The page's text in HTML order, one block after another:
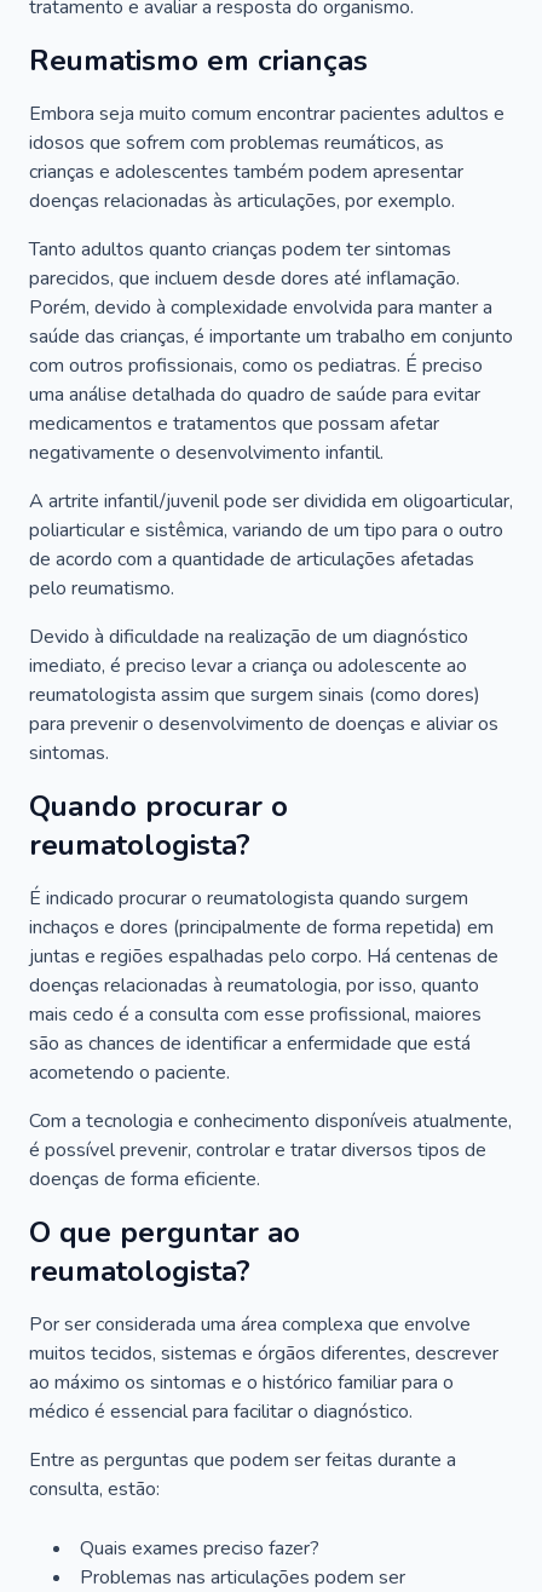
tratamento e avaliar a resposta do organismo.
Reumatismo em crianças
Embora seja muito comum encontrar pacientes adultos e
idosos que sofrem com problemas reumáticos, as
crianças e adolescentes também podem apresentar
doenças relacionadas às articulações, por exemplo.
Tanto adultos quanto crianças podem ter sintomas
parecidos, que incluem desde dores até inflamação.
Porém, devido à complexidade envolvida para manter a
saúde das crianças, é importante um trabalho em conjunto
com outros profissionais, como os pediatras. É preciso
uma análise detalhada do quadro de saúde para evitar
medicamentos e tratamentos que possam afetar
negativamente o desenvolvimento infantil.
A artrite infantil/juvenil pode ser dividida em oligoarticular,
poliarticular e sistêmica, variando de um tipo para o outro
de acordo com a quantidade de articulações afetadas
pelo reumatismo.
Devido à dificuldade na realização de um diagnóstico
imediato, é preciso levar a criança ou adolescente ao
reumatologista assim que surgem sinais (como dores)
para prevenir o desenvolvimento de doenças e aliviar os
sintomas.
Quando procurar o
reumatologista?
É indicado procurar o reumatologista quando surgem
inchaços e dores (principalmente de forma repetida) em
juntas e regiões espalhadas pelo corpo. Há centenas de
doenças relacionadas à reumatologia, por isso, quanto
mais cedo é a consulta com esse profissional, maiores
são as chances de identificar a enfermidade que está
acometendo o paciente.
Com a tecnologia e conhecimento disponíveis atualmente,
é possível prevenir, controlar e tratar diversos tipos de
doenças de forma eficiente.
O que perguntar ao
reumatologista?
Por ser considerada uma área complexa que envolve
muitos tecidos, sistemas e órgãos diferentes, descrever
ao máximo os sintomas e o histórico familiar para o
médico é essencial para facilitar o diagnóstico.
Entre as perguntas que podem ser feitas durante a
consulta, estão:
Quais exames preciso fazer?
Problemas nas articulações podem ser